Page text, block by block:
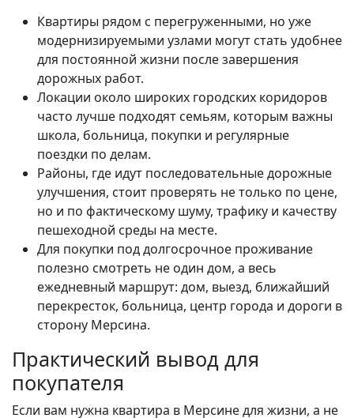
Квартиры рядом с перегруженными, но уже
модернизируемыми узлами могут стать удобнее
для постоянной жизни после завершения
дорожных работ.
Локации около широких городских коридоров
часто лучше подходят семьям, которым важны
школа, больница, покупки и регулярные
поездки по делам.
Районы, где идут последовательные дорожные
улучшения, стоит проверять не только по цене,
но и по фактическому шуму, трафику и качеству
пешеходной среды на месте.
Для покупки под долгосрочное проживание
полезно смотреть не один дом, а весь
ежедневный маршрут: дом, выезд, ближайший
перекресток, больница, центр города и дороги в
сторону Мерсина.
Практический вывод для
покупателя
Если вам нужна квартира в Мерсине для жизни, а не